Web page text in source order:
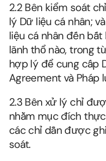
2.2 Bên kiểm soát
lý Dữ liệu cá nhân;
liệu cá nhân đến
lãnh thổ nào, trong
hợp lý để cung cấp
Agreement và Pháp
2.3 Bên xử lý chỉ
nhằm mục đích
các chỉ dẫn được
soát.